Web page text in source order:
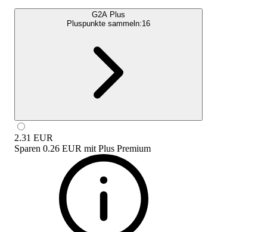
G2A Plus
Pluspunkte sammeln:16
2.31 EUR
Sparen 0.26 EUR mit Plus Premium